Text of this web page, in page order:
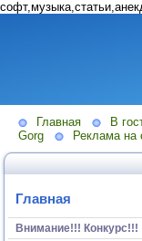
Главная
В
Gorg
Реклама на
Главная
Внимание!!! Конкурс!!!